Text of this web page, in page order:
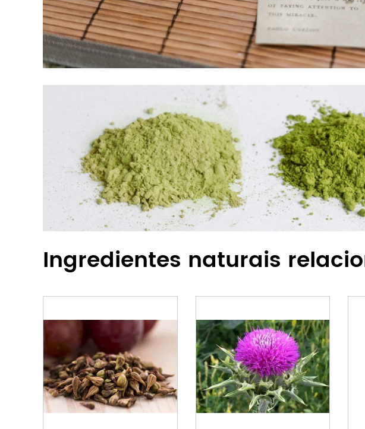
Ingredientes naturais